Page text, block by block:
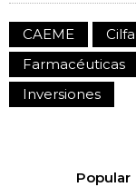
CAEME Cilfa
Farmacéuticas
Inversiones
Popular